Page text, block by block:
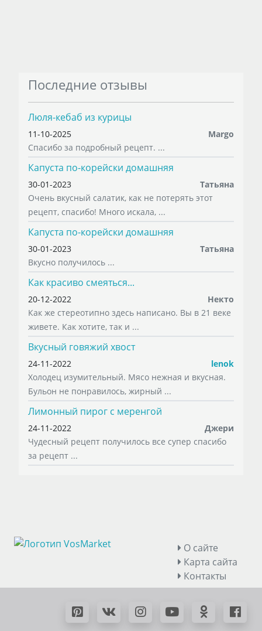
Последние отзывы
Люля-кебаб из курицы
11-10-2025
Margo
Спасибо за подробный рецепт. ...
Капуста по-корейски домашняя
30-01-2023
Татьяна
Очень вкусный салатик, как не потерять этот
рецепт, спасибо! Много искала, ...
Капуста по-корейски домашняя
30-01-2023
Татьяна
Вкусно получилось ...
Как красиво смеяться...
20-12-2022
Некто
Как же стереотипно здесь написано. Вы в 21 веке
живете. Как хотите, так и ...
Вкусный говяжий хвост
24-11-2022
lenok
Холодец изумительный. Мясо нежная и вкусная.
Бульон не понравилось, жирный ...
Лимонный пирог с меренгой
24-11-2022
Джери
Чудесный рецепт получилось все супер спасибо
за рецепт ...
О сайте
Карта сайта
Контакты